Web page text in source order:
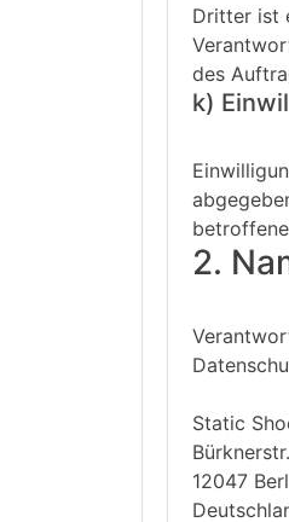
Dritter ist
des
k)
2.
Static
12047